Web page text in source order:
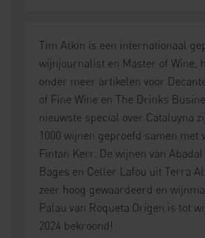
Tim Atkin is een internationaal
wijnjournalist en Master of Wine,
onder meer artikelen voor
of Fine Wine en The Drinks
nieuwste special over Cataluyna
1000 wijnen geproefd samen met
Fintan Kerr. De wijnen van
Bages en Celler Lafou uit Terra
zeer hoog gewaardeerd en
Palau van Roqueta Origen is tot
2024 bekroond!